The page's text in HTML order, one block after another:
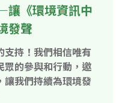
讓《環境資訊中
發聲
支持！我們相信唯有
眾的參與和行動，邀
讓我們持續為環境發